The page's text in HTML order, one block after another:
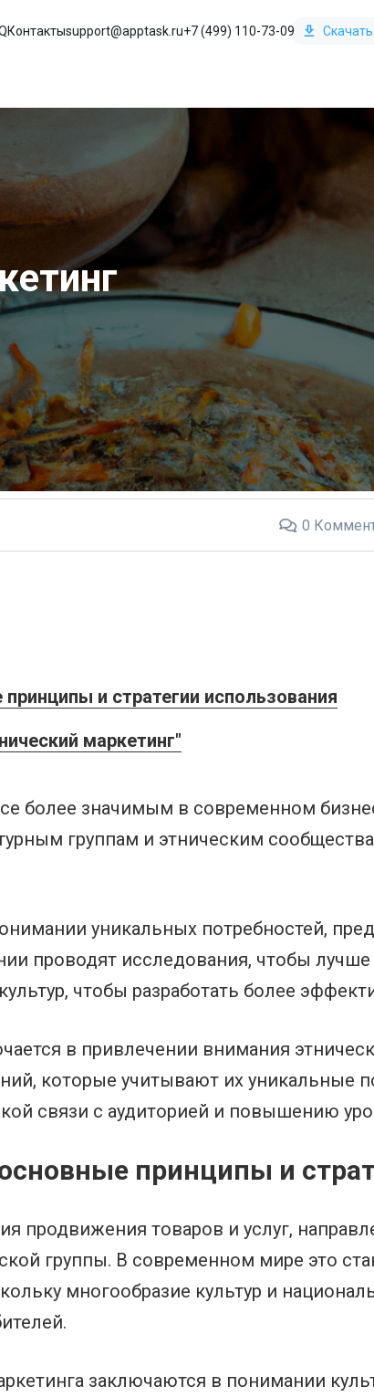
Контактыsupport@apptask.ru+7 (499) 110-73-09
0
и стратегии использования
маркетинг"
более значимым в современном
группам и этническим
уникальных потребностей,
проводят исследования, чтобы
чтобы разработать более
в привлечении внимания
которые учитывают их уникальные
связи с аудиторией и повышению
принципы и
продвижения товаров и услуг,
группы. В современном мире это
многообразие культур и
заключаются в понимании